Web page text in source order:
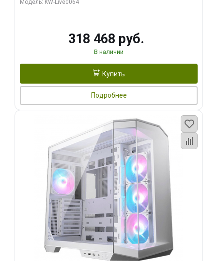
Модель: KW-Live0064
318 468 руб.
В наличии
Купить
Подробнее